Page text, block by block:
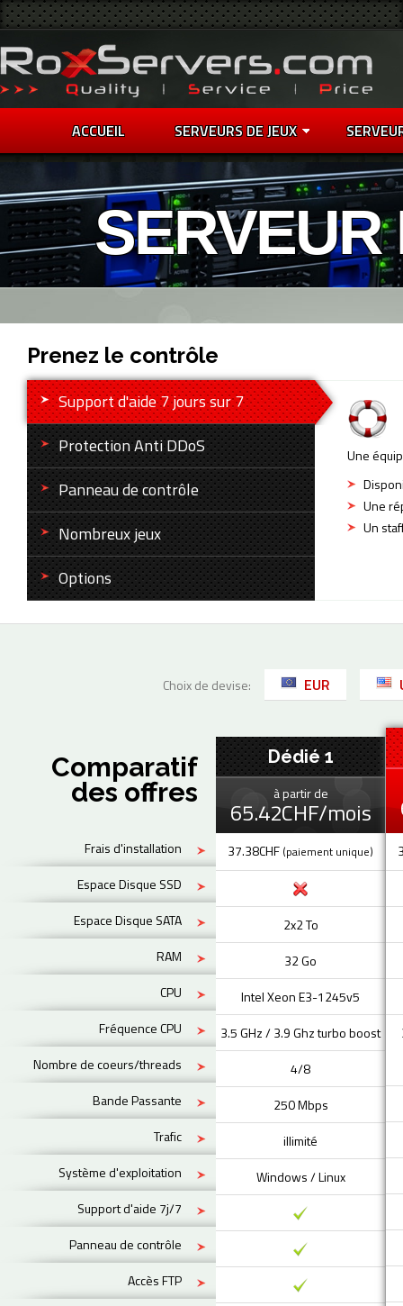
ACCUEIL SERVEURS DE JEUX
SERVEUR
Prenez le contrôle
Support d'aide 7 jours sur 7
Protection Anti DDoS
Panneau de contrôle
Nombreux jeux
Options
Une
Une
Un
Choix de devise: EUR
Comparatif
des offres
Frais d'installation
Espace Disque SSD
Espace Disque SATA
RAM
CPU
Fréquence CPU
Nombre de coeurs/threads
Bande Passante
Trafic
Système d'exploitation
Support d'aide 7j/7
Panneau de contrôle
Accès FTP
Dédié 1
à partir de
65.42CHF/mois
37.38CHF (paiement unique)
2x2 To
32 Go
Intel Xeon E3-1245v5
3.5 GHz / 3.9 Ghz turbo boost
4/8
250 Mbps
illimité
Windows / Linux